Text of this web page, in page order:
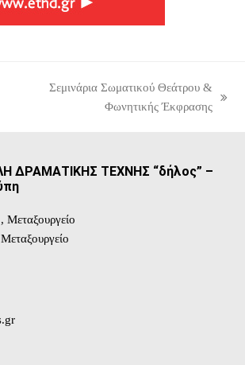
Σεμινάρια Σωματικού Θεάτρου &
Φωνητικής Έκφρασης
ΔΡΑΜΑΤΙΚΗΣ ΤΕΧΝΗΣ “δήλος” –
Μεταξουργείο